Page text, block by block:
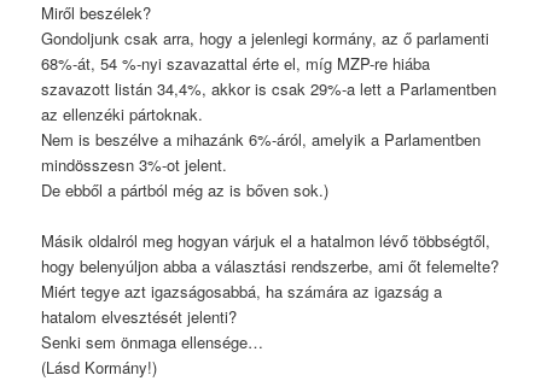
Miről beszélek?
Gondoljunk csak arra, hogy a jelenlegi kormány, az ő parlamenti
68%-át, 54 %-nyi szavazattal érte el, míg MZP-re hiába
szavazott listán 34,4%, akkor is csak 29%-a lett a Parlamentben
az ellenzéki pártoknak.
Nem is beszélve a mihazánk 6%-áról, amelyik a Parlamentben
mindösszesn 3%-ot jelent.
De ebből a pártból még az is bőven sok.)
Másik oldalról meg hogyan várjuk el a hatalmon lévő többségtől,
hogy belenyúljon abba a választási rendszerbe, ami őt felemelte?
Miért tegye azt igazságosabbá, ha számára az igazság a
hatalom elvesztését jelenti?
Senki sem önmaga ellensége…
(Lásd Kormány!)